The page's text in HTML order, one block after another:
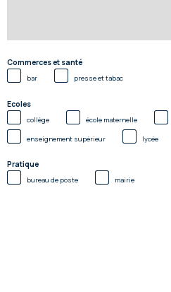
Commerces et santé
bar presse et tabac
Ecoles
collège école maternelle
enseignement supérieur lycée
Pratique
bureau de poste mairie